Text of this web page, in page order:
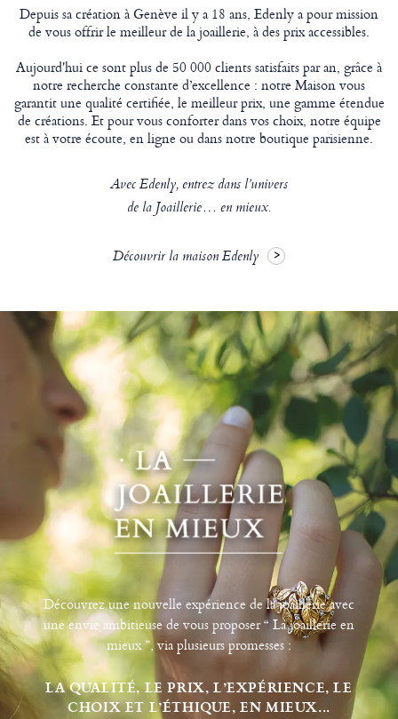
Depuis sa création à Genève il y a 18 ans, Edenly a pour mission
de vous offrir le meilleur de la joaillerie, à des prix accessibles.
Aujourd'hui ce sont plus de 50 000 clients satisfaits par an, grâce à
notre recherche constante d’excellence : notre Maison vous
garantit une qualité certifiée, le meilleur prix, une gamme étendue
de créations. Et pour vous conforter dans vos choix, notre équipe
est à votre écoute, en ligne ou dans notre boutique parisienne.
Avec Edenly, entrez dans l’univers
de la Joaillerie… en mieux.
Découvrir la maison Edenly
Découvrez une nouvelle expérience de la joaillerie avec
une envie ambitieuse de vous proposer “ La joaillerie en
mieux ”, via plusieurs promesses :
LA QUALITÉ, LE PRIX, L’EXPÉRIENCE, LE
CHOIX ET L’ÉTHIQUE, EN MIEUX...